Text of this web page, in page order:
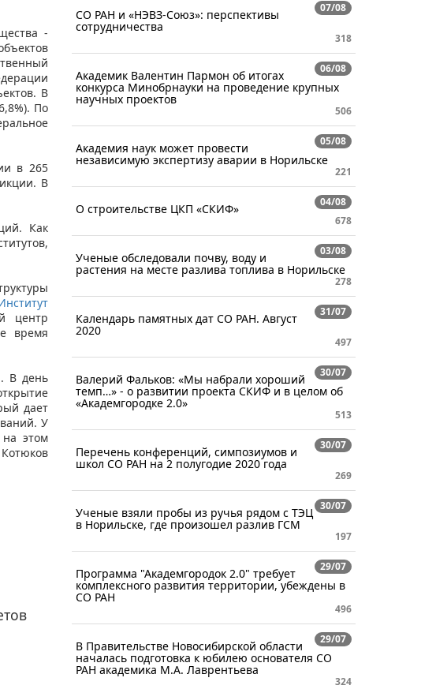
-
В
По
в 265
В
Как
центр
время
В день
дает
У
этом
07/08
СО РАН и «НЭВЗ-Союз»: перспективы
сотрудничества
318
06/08
Академик Валентин Пармон об итогах
конкурса Минобрнауки на проведение крупных
научных проектов
506
05/08
Академия наук может провести
независимую экспертизу аварии в Норильске
221
04/08
О строительстве ЦКП «СКИФ»
678
03/08
Ученые обследовали почву, воду и
растения на месте разлива топлива в Норильске
278
31/07
Календарь памятных дат СО РАН. Август
2020
497
30/07
Валерий Фальков: «Мы набрали хороший
темп…» - о развитии проекта СКИФ и в целом об
«Академгородке 2.0»
513
30/07
Перечень конференций, симпозиумов и
школ СО РАН на 2 полугодие 2020 года
269
30/07
Ученые взяли пробы из ручья рядом с ТЭЦ
в Норильске, где произошел разлив ГСМ
197
29/07
Программа "Академгородок 2.0" требует
комплексного развития территории, убеждены в
СО РАН
496
29/07
В Правительстве Новосибирской области
началась подготовка к юбилею основателя СО
РАН академика М.А. Лаврентьева
324